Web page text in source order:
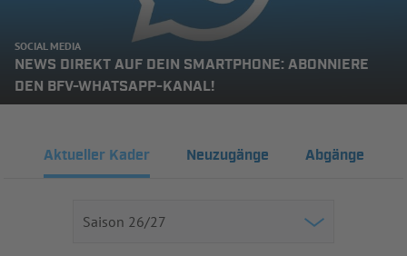
SOCIAL MEDIA
NEWS DIREKT AUF DEIN SMARTPHONE: ABONNIERE
DEN BFV-WHATSAPP-KANAL!
Aktueller Kader Neuzugänge Abgänge